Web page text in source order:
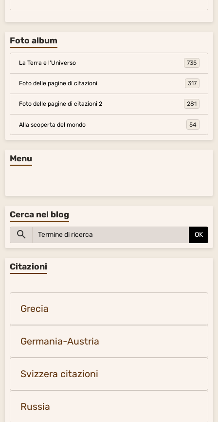
Foto album
La Terra e l'Universo 735
Foto delle pagine di citazioni 317
Foto delle pagine di citazioni 2 281
Alla scoperta del mondo 54
Menu
Cerca nel blog
OK
Citazioni
Grecia
Germania-Austria
Svizzera citazioni
Russia